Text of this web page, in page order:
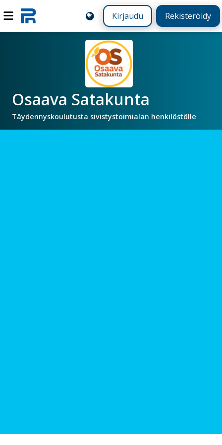
Kirjaudu Rekisteröidy
Osaava Satakunta
Täydennyskoulutusta sivistystoimialan henkilöstölle